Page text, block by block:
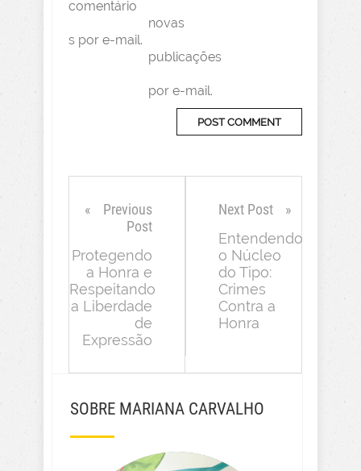
comentário
s por e-mail.
novas
publicações
por e-mail.
Previous
Post
Protegendo
a Honra e
Respeitando
a Liberdade
de
Expressão
Next Post
Entendendo
o Núcleo
do Tipo:
Crimes
Contra a
Honra
SOBRE MARIANA CARVALHO